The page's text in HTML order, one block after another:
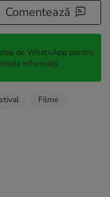
Comentează
de WhatsApp pentru
informații
Filme